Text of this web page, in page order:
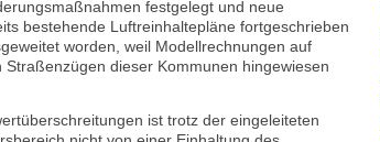
festgelegt und neue
bestehende Luftreinhaltepläne fortgeschrieben
worden, weil Modellrechnungen auf
dieser Kommunen hingewiesen
ist trotz der eingeleiteten